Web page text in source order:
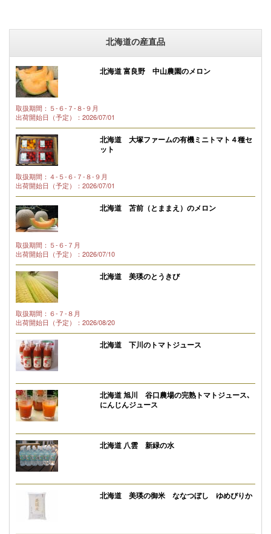
北海道の産直品
北海道 富良野 中山農園のメロン
取扱期間：５-６-７-８-９月
出荷開始日（予定）：2026/07/01
北海道 大塚ファームの有機ミニトマト４種セ
ット
取扱期間：４-５-６-７-８-９月
出荷開始日（予定）：2026/07/01
北海道 苫前（とままえ）のメロン
取扱期間：５-６-７月
出荷開始日（予定）：2026/07/10
北海道 美瑛のとうきび
取扱期間：６-７-８月
出荷開始日（予定）：2026/08/20
北海道 下川のトマトジュース
北海道 旭川 谷口農場の完熟トマトジュース､
にんじんジュース
北海道 八雲 新緑の水
北海道 美瑛の御米 ななつぼし ゆめぴりか